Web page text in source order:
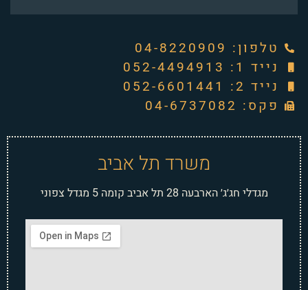
טלפון: ‭04-8220909‬
נייד 1: 052-4494913
נייד 2: 052-6601441
פקס: 04-6737082
משרד תל אביב
מגדלי חג׳ג׳ הארבעה 28 תל אביב קומה 5 מגדל צפוני